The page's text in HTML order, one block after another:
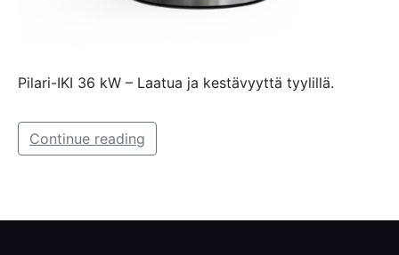
Pilari-IKI 36 kW – Laatua ja kestävyyttä tyylillä.
Continue reading